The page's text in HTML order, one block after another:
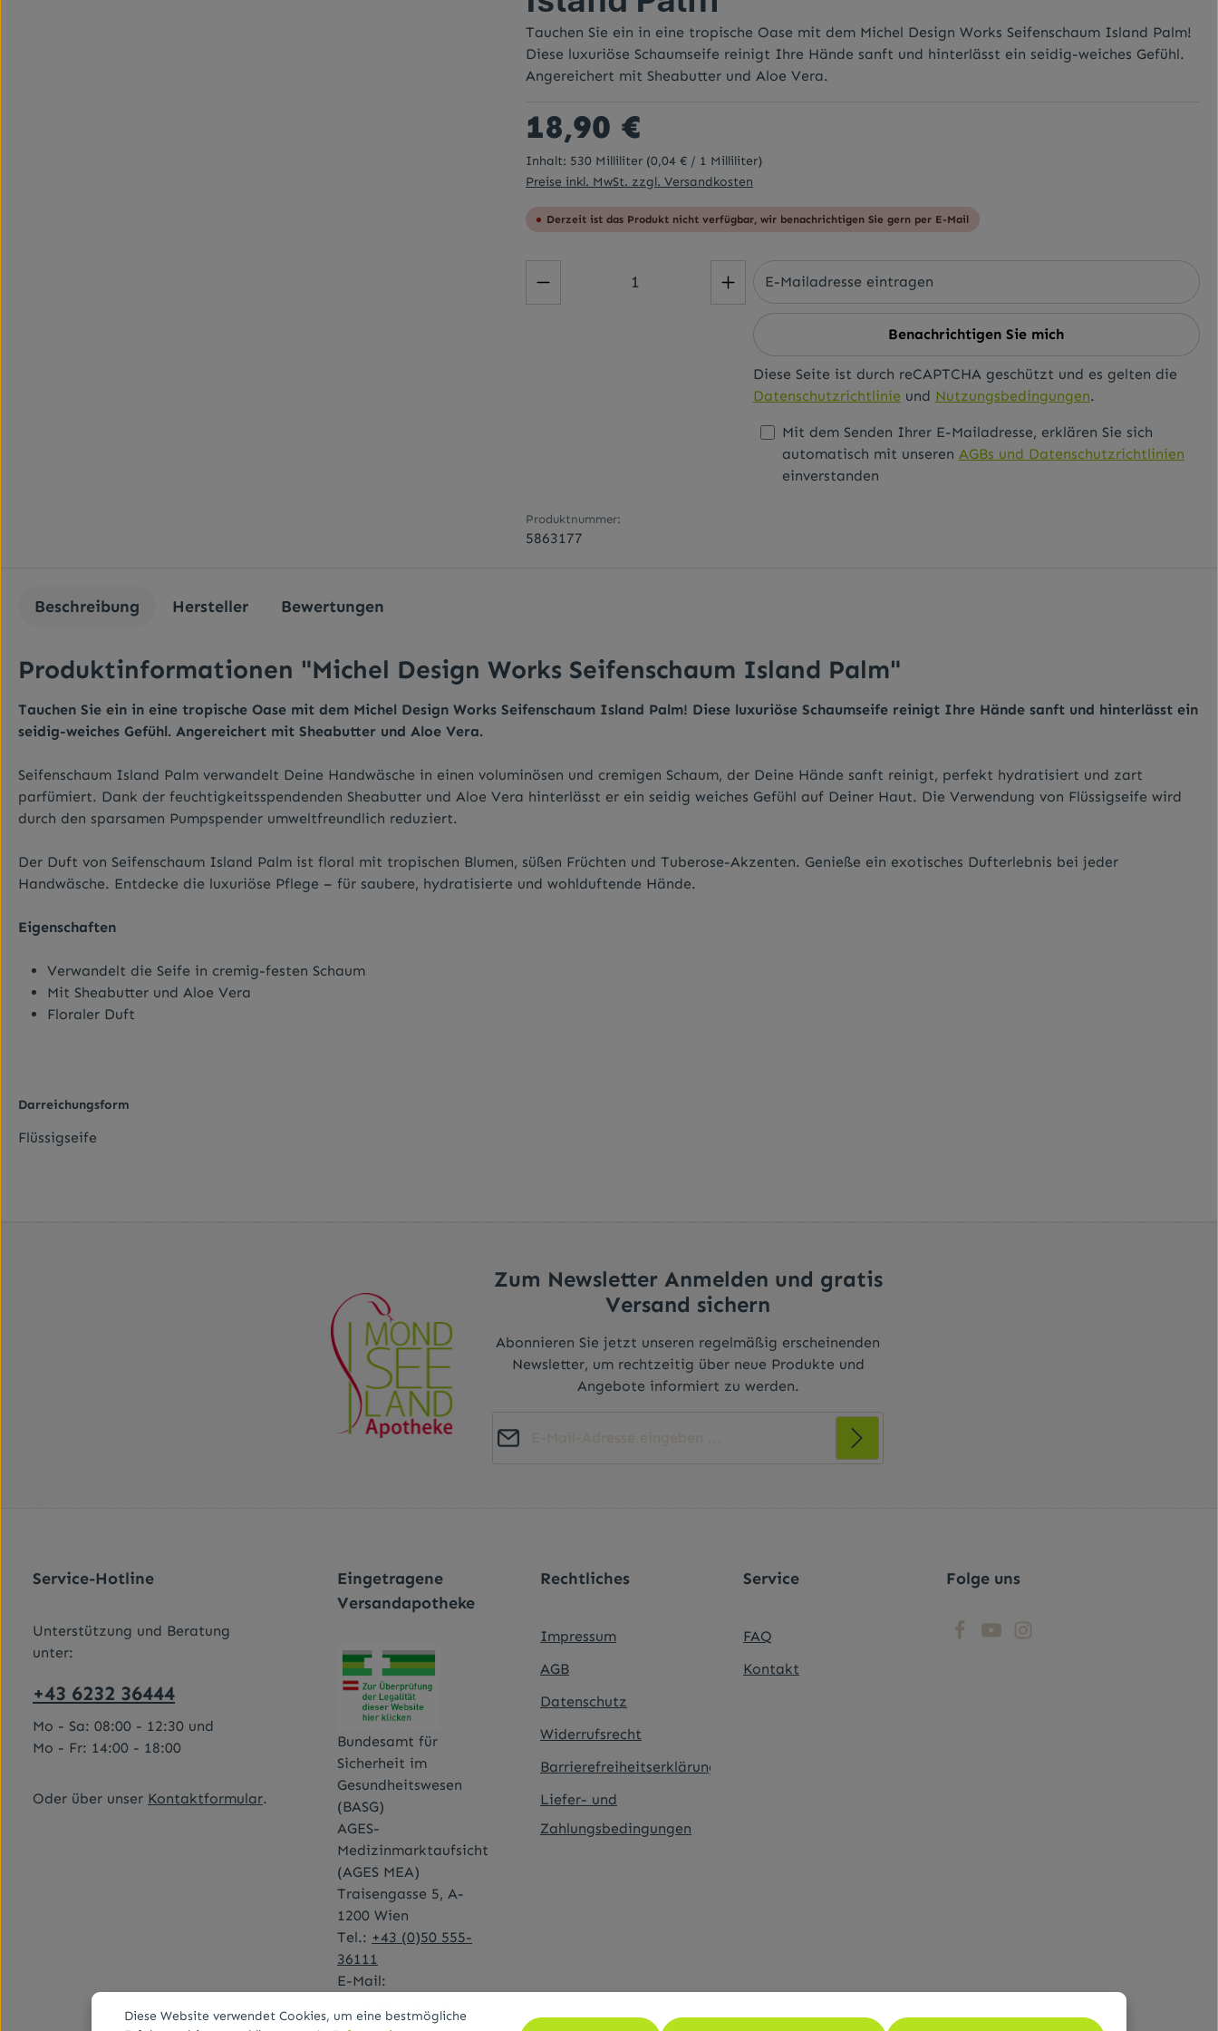
Tauchen Sie ein in eine tropische Oase mit dem Michel Design Works Seifenschaum Island Palm!
Diese luxuriöse Schaumseife reinigt Ihre Hände sanft und hinterlässt ein seidig-weiches Gefühl.
Angereichert mit Sheabutter und Aloe Vera.
Regulärer Preis:
18,90 €
Inhalt: 530 Milliliter (0,04 € / 1 Milliliter)
Preise inkl. MwSt. zzgl. Versandkosten
Derzeit ist das Produkt nicht verfügbar, wir benachrichtigen Sie gern per E-Mail
Benachrichtigen Sie mich
Diese Seite ist durch reCAPTCHA geschützt und es gelten die
Datenschutzrichtlinie und Nutzungsbedingungen.
Mit dem Senden Ihrer E-Mailadresse, erklären Sie sich
automatisch mit unseren AGBs und Datenschutzrichtlinien
einverstanden
Produktnummer:
5863177
Beschreibung Hersteller Bewertungen
Produktinformationen "Michel Design Works Seifenschaum Island Palm"
Tauchen Sie ein in eine tropische Oase mit dem Michel Design Works Seifenschaum Island Palm! Diese luxuriöse Schaumseife reinigt Ihre Hände sanft und hinterlässt ein
seidig-weiches Gefühl. Angereichert mit Sheabutter und Aloe Vera.
Seifenschaum Island Palm verwandelt Deine Handwäsche in einen voluminösen und cremigen Schaum, der Deine Hände sanft reinigt, perfekt hydratisiert und zart
parfümiert. Dank der feuchtigkeitsspendenden Sheabutter und Aloe Vera hinterlässt er ein seidig weiches Gefühl auf Deiner Haut. Die Verwendung von Flüssigseife wird
durch den sparsamen Pumpspender umweltfreundlich reduziert.
Der Duft von Seifenschaum Island Palm ist floral mit tropischen Blumen, süßen Früchten und Tuberose-Akzenten. Genieße ein exotisches Dufterlebnis bei jeder
Handwäsche. Entdecke die luxuriöse Pflege – für saubere, hydratisierte und wohlduftende Hände.
Eigenschaften
Verwandelt die Seife in cremig-festen Schaum
Mit Sheabutter und Aloe Vera
Floraler Duft
Darreichungsform
Flüssigseife
Zum Newsletter Anmelden und gratis
Versand sichern
Abonnieren Sie jetzt unseren regelmäßig erscheinenden
Newsletter, um rechtzeitig über neue Produkte und
Angebote informiert zu werden.
Service-Hotline
Unterstützung und Beratung
unter:
+43 6232 36444
Mo - Sa: 08:00 - 12:30 und
Mo - Fr: 14:00 - 18:00
Oder über unser Kontaktformular.
Eingetragene
Versandapotheke
Bundesamt für
Sicherheit im
Gesundheitswesen
(BASG)
AGES-
Medizinmarktaufsicht
(AGES MEA)
Traisengasse 5, A-
1200 Wien
Tel.: +43 (0)50 555-
36111
E-Mail:
Rechtliches
Impressum
AGB
Datenschutz
Widerrufsrecht
Barrierefreiheitserklärung
Liefer- und
Zahlungsbedingungen
Service
FAQ
Kontakt
Folge uns
Diese Website verwendet Cookies, um eine bestmögliche